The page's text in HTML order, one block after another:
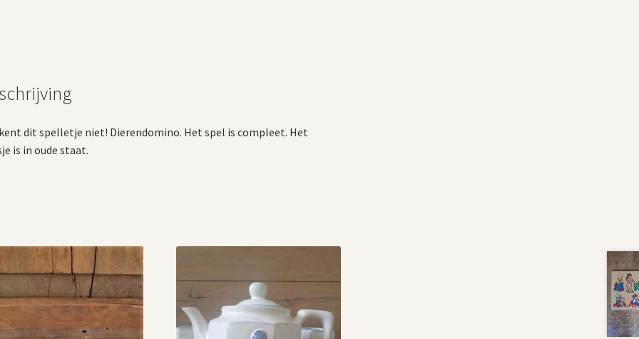
dit spelletje niet! Dierendomino. Het spel is compleet. Het
is in oude staat.